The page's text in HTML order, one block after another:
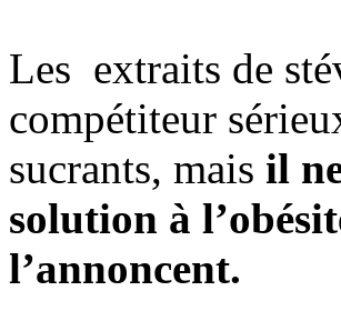
Les extraits de
compétiteur
sucrants, mais il
solution à
l’annoncent.